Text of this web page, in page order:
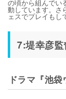
の頃から組んでい
動しています。さ
ェスでプレイもし
7:堤幸彦監
ドラマ『池袋